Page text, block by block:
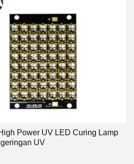
Power UV LED Curing Lamp
UV